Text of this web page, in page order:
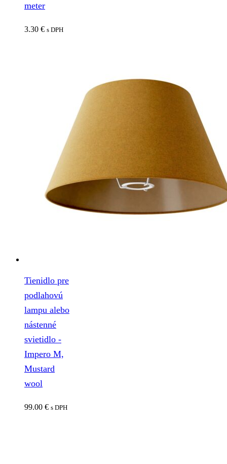
meter
3.30 € s DPH
Tienidlo pre
podlahovú
lampu alebo
nástenné
svietidlo -
Impero M,
Mustard
wool
99.00 € s DPH